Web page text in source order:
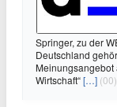
Springer, zu der
Deutschland
Meinungsangebot
Wirtschaft“[…] (00)